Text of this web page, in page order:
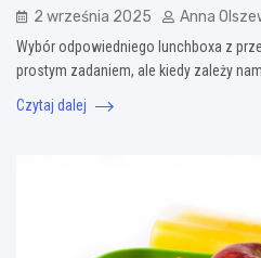
2 września 2025 Anna
Wybór odpowiedniego lunchboxa z
prostym zadaniem, ale kiedy zależy
Czytaj dalej